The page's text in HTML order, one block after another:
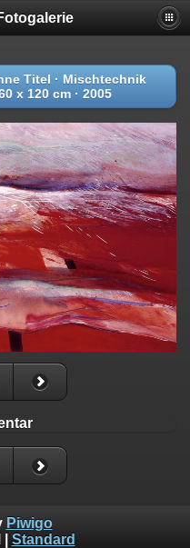
Titel · Mischtechnik
x 120 cm · 2005
Piwigo
Standard